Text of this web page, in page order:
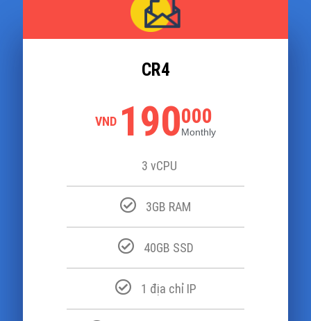
CR4
VND 190000
Monthly
3 vCPU
3GB RAM
40GB SSD
1 địa chỉ IP